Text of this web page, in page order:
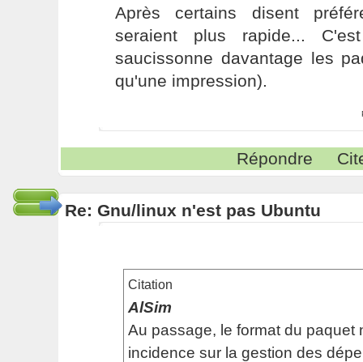
Après certains disent
seraient plus rapide...
saucissonne davantage les
qu'une impression).
Répondre
Re: Gnu/linux n'est pas Ubuntu
Citation
AlSim
Au passage, le format du paquet
incidence sur la gestion des